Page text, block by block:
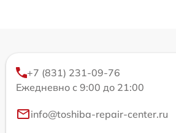
+7 (831) 231-09-76
Ежедневно с 9:00 до 21:00
info@toshiba-repair-center.ru